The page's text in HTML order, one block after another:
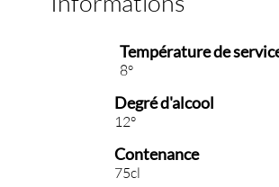
Température de
8°
Degré d'alcool
12°
Contenance
75cl